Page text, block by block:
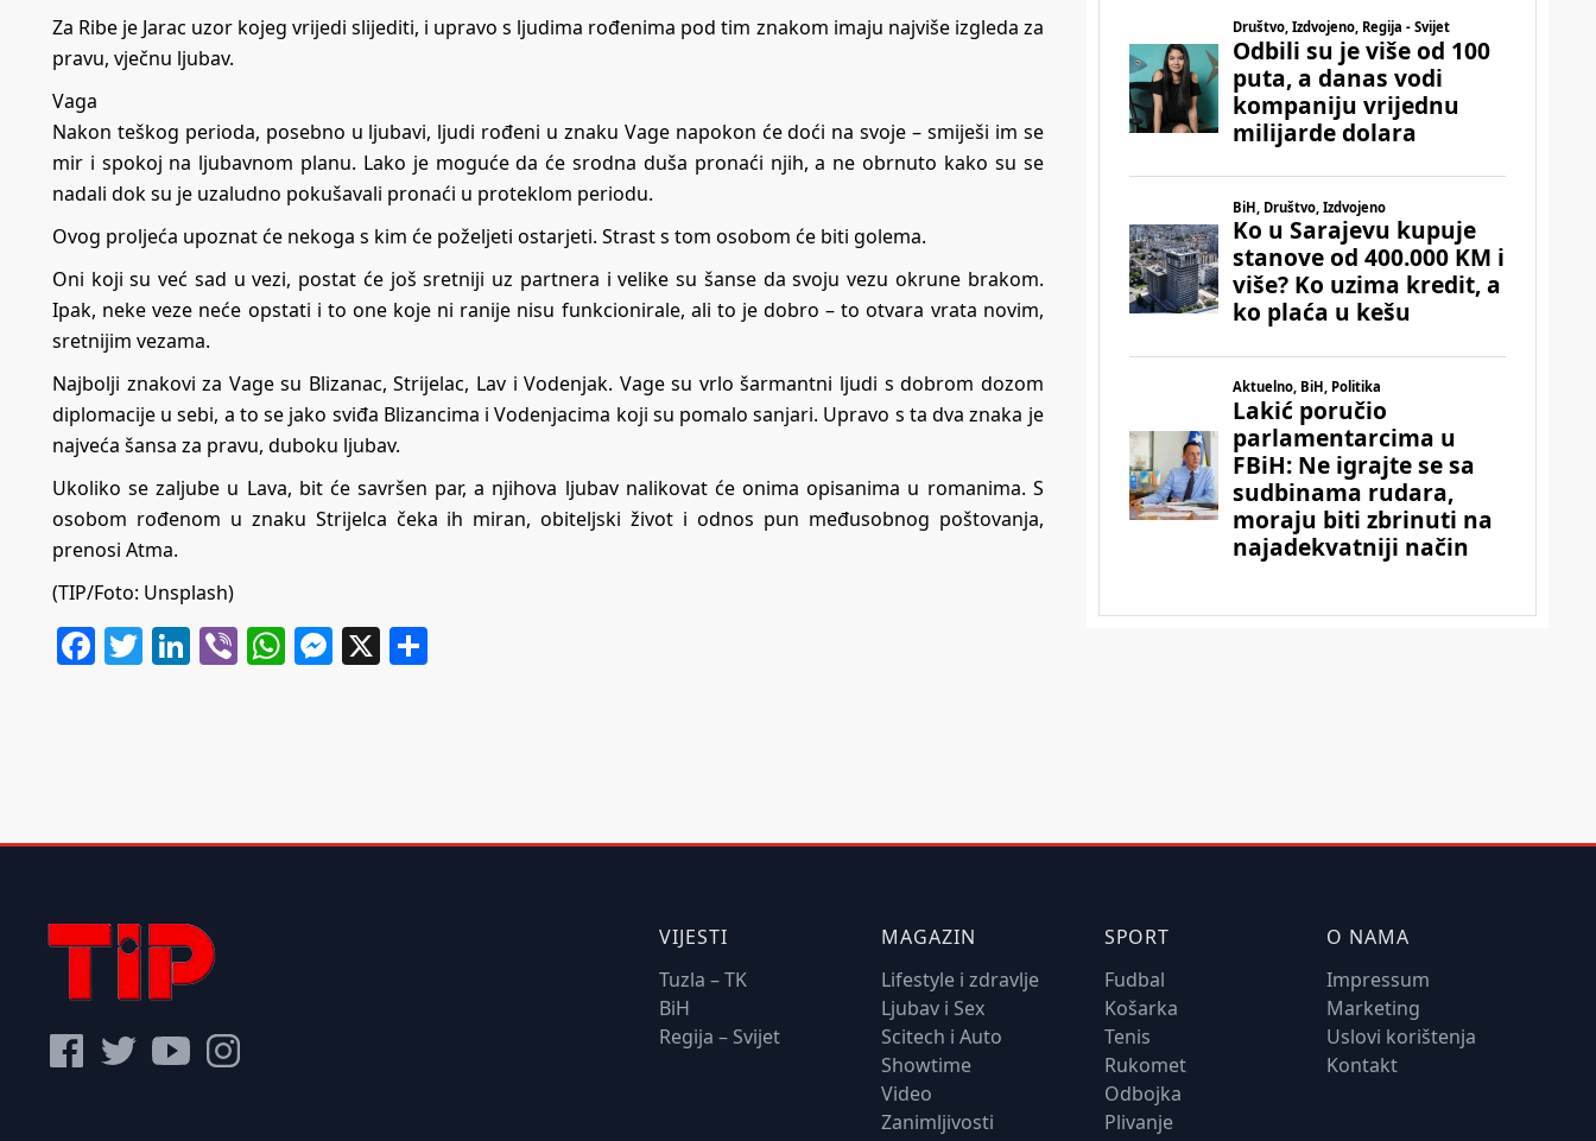
Za Ribe je Jarac uzor kojeg vrijedi slijediti, i upravo s ljudima rođenima pod tim znakom imaju najviše izgleda za
pravu, vječnu ljubav.
Vaga
Nakon teškog perioda, posebno u ljubavi, ljudi rođeni u znaku Vage napokon će doći na svoje – smiješi im se
mir i spokoj na ljubavnom planu. Lako je moguće da će srodna duša pronaći njih, a ne obrnuto kako su se
nadali dok su je uzaludno pokušavali pronaći u proteklom periodu.
Ovog proljeća upoznat će nekoga s kim će poželjeti ostarjeti. Strast s tom osobom će biti golema.
Oni koji su već sad u vezi, postat će još sretniji uz partnera i velike su šanse da svoju vezu okrune brakom.
Ipak, neke veze neće opstati i to one koje ni ranije nisu funkcionirale, ali to je dobro – to otvara vrata novim,
sretnijim vezama.
Najbolji znakovi za Vage su Blizanac, Strijelac, Lav i Vodenjak. Vage su vrlo šarmantni ljudi s dobrom dozom
diplomacije u sebi, a to se jako sviđa Blizancima i Vodenjacima koji su pomalo sanjari. Upravo s ta dva znaka je
najveća šansa za pravu, duboku ljubav.
Ukoliko se zaljube u Lava, bit će savršen par, a njihova ljubav nalikovat će onima opisanima u romanima. S
osobom rođenom u znaku Strijelca čeka ih miran, obiteljski život i odnos pun međusobnog poštovanja,
prenosi Atma.
(TIP/Foto: Unsplash)
Facebook
Twitter
LinkedIn
ViberWhatsApp
Messenger
X
VIJESTI
Tuzla – TK
BiH
Regija – Svijet
MAGAZIN
Lifestyle i zdravlje
Ljubav i Sex
Scitech i Auto
Showtime
Video
Zanimljivosti
SPORT
Fudbal
Košarka
Tenis
Rukomet
Odbojka
Plivanje
O NAMA
Impressum
Marketing
Uslovi korištenja
Kontakt